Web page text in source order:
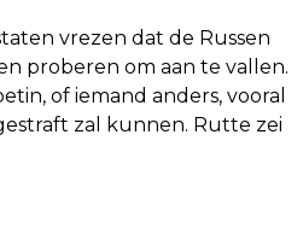
vrezen dat de Russen
proberen om aan te vallen.
of iemand anders, vooral
zal kunnen. Rutte zei